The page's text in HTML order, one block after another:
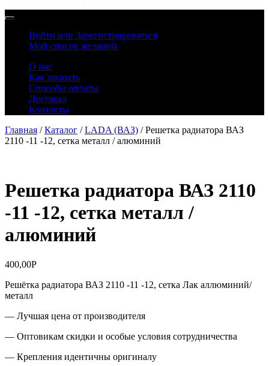
Войти или Зарегистрироваться
Мой список желаний
О нас
Как заказать
Способы оплаты
Доставка
Контакты
Главная /Каталог /LADA (ВАЗ) / Решетка радиатора ВАЗ
2110 -11 -12, сетка металл / алюминий
Решетка радиатора ВАЗ 2110
-11 -12, сетка металл /
алюминий
400,00Р
Решётка радиатора ВАЗ 2110 -11 -12, сетка Лак аллюминий/
металл
— Лучшая цена от производителя
— Оптовикам скидки и особые условия сотрудничества
— Крепления идентичны оригиналу